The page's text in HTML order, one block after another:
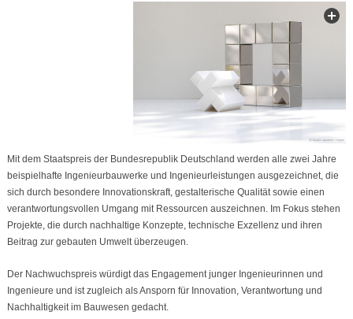
Mit dem Staatspreis der Bundesrepublik Deutschland werden alle zwei Jahre
beispielhafte Ingenieurbauwerke und Ingenieurleistungen ausgezeichnet, die
sich durch besondere Innovationskraft, gestalterische Qualität sowie einen
verantwortungsvollen Umgang mit Ressourcen auszeichnen. Im Fokus stehen
Projekte, die durch nachhaltige Konzepte, technische Exzellenz und ihren
Beitrag zur gebauten Umwelt überzeugen.
Der Nachwuchspreis würdigt das Engagement junger Ingenieurinnen und
Ingenieure und ist zugleich als Ansporn für Innovation, Verantwortung und
Nachhaltigkeit im Bauwesen gedacht.